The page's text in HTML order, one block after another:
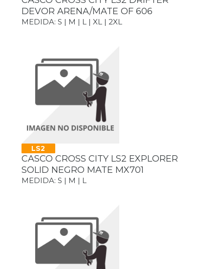
DEVOR ARENA/MATE OF 606
MEDIDA: S | M | L | XL | 2XL
LS2
CASCO CROSS CITY LS2 EXPLORER
SOLID NEGRO MATE MX701
MEDIDA: S | M | L